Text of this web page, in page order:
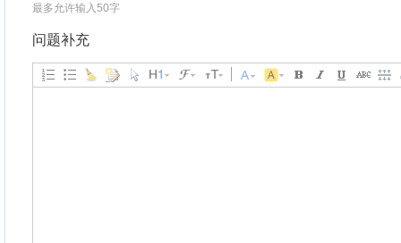
最多允许输入50字
问题补充